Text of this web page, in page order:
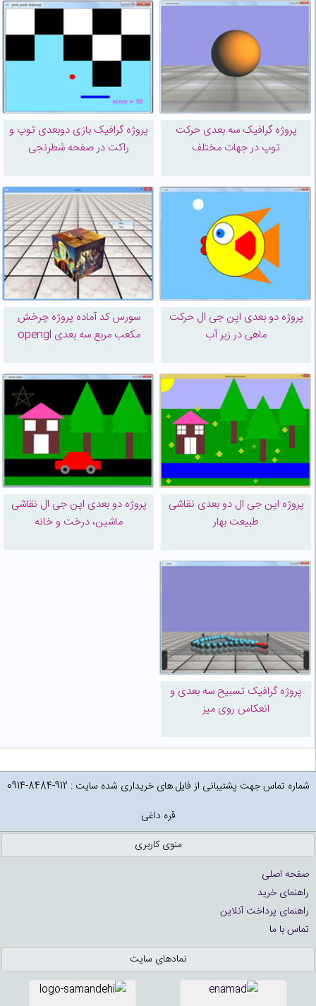
پروژه گرافیک سه بعدی حرکت
توپ در جهات مختلف
پروژه گرافیک بازی دوبعدی توپ و
راکت در صفحه شطرنجی
پروژه دو بعدی اپن جی ال حرکت
ماهی در زیر آب
سورس کد آماده پروژه چرخش
مکعب مربع سه بعدی opengl
پروژه اپن جی ال دو بعدی نقاشی
طبیعت بهار
پروژه دو بعدی اپن جی ال نقاشی
ماشین، درخت و خانه
پروژه گرافیک تسبیح سه بعدی و
انعکاس روی میز
شماره تماس جهت پشتیبانی از فایل های خریداری شده سایت : 912-8484-0914
قره داغی
منوی کاربری
صفحه اصلی
راهنمای خرید
راهنمای پرداخت آنلاین
تماس با ما
نمادهای سایت